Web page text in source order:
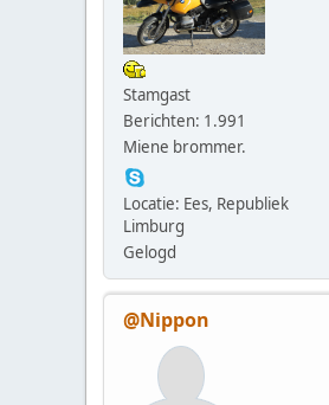
Stamgast
Berichten: 1.991
Miene brommer.
Locatie: Ees, Republiek
Limburg
Gelogd
@Nippon